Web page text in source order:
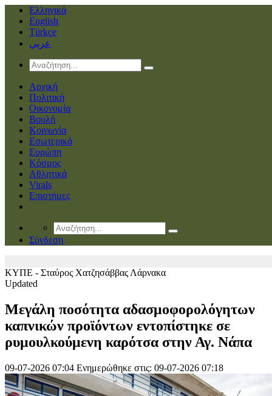
Ελληνικά
English
Türkçe
عربي
Αρχική
Πολιτική
Οικονομία
Βουλή
Κοινωνία
Εσωτερικά
Ευρώπη
Κόσμος
Αθλητικά
Virals
Επιστήμες
Σύνδεση
ΚΥΠΕ - Σταύρος Χατζησάββας Λάρνακα
Updated
Μεγάλη ποσότητα αδασμοφορολόγητων
καπνικών προϊόντων εντοπίστηκε σε
ρυμουλκούμενη καρότσα στην Αγ. Νάπα
09-07-2026 07:04 Ενημερώθηκε στις: 09-07-2026 07:18